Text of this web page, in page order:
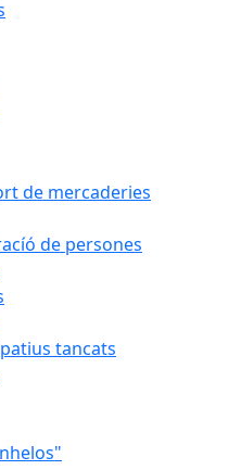
de mercaderies
de persones
tancats